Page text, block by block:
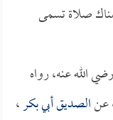
صلاة تسمى
رضي الله عنه، رواه
عنالصديق أبي بكر،